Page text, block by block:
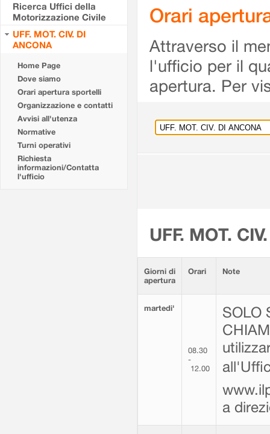
Ricerca Uffici della
Motorizzazione Civile
UFF. MOT. CIV. DI
ANCONA
Home Page
Dove siamo
Orari apertura sportelli
Organizzazione e contatti
Avvisi all'utenza
Normative
Turni operativi
Richiesta
informazioni/Contatta
l'ufficio
Orari
Attraverso il
l'ufficio per il
apertura. Per
UFF. MOT.
Giorni di
apertura
Orari Note
martedi'
08.30
-
12.00
SOLO
a